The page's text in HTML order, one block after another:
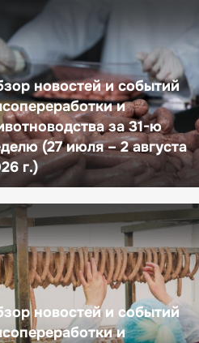
новостей и событий
и
за 31-ю
(27 июля – 2 августа
г.)
новостей и событий
и